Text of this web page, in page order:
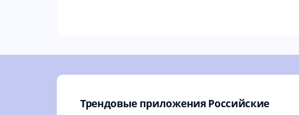
Трендовые приложения Российские